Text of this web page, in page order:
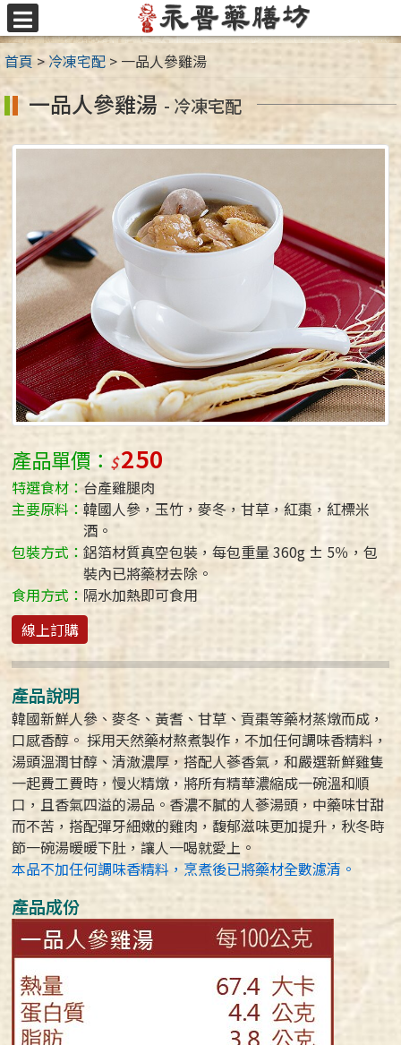
跳
至
主
要
內
容
區
首頁 >冷凍宅配 > 一品人參雞湯
一品人參雞湯 - 冷凍宅配
產品單價： 250
特選食材：台產雞腿肉
主要原料： 韓國人參，玉竹，麥冬，甘草，紅棗，紅標米
酒。
包裝方式： 鋁箔材質真空包裝，每包重量 360g ± 5％，包
裝內已將藥材去除。
食用方式： 隔水加熱即可食用
線上訂購
產品說明
韓國新鮮人參、麥冬、黃耆、甘草、貢棗等藥材蒸燉而成，
口感香醇。 採用天然藥材熬煮製作，不加任何調味香精料，
湯頭溫潤甘醇、清澈濃厚，搭配人蔘香氣，和嚴選新鮮雞隻
一起費工費時，慢火精燉，將所有精華濃縮成一碗溫和順
口，且香氣四溢的湯品。香濃不膩的人蔘湯頭，中藥味甘甜
而不苦，搭配彈牙細嫩的雞肉，馥郁滋味更加提升，秋冬時
節一碗湯暖暖下肚，讓人一喝就愛上。
本品不加任何調味香精料，烹煮後已將藥材全數濾清。
產品成份
選
單